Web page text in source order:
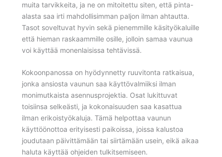
muita tarvikkeita, ja ne on mitoitettu siten, että pinta-
alasta saa irti mahdollisimman paljon ilman ahtautta.
Tasot soveltuvat hyvin sekä pienemmille käsityökaluille
että hieman raskaammille osille, jolloin samaa vaunua
voi käyttää monenlaisissa tehtävissä.
Kokoonpanossa on hyödynnetty ruuvitonta ratkaisua,
jonka ansiosta vaunun saa käyttövalmiiksi ilman
monimutkaista asennusprojektia. Osat lukittuvat
toisiinsa selkeästi, ja kokonaisuuden saa kasattua
ilman erikoistyökaluja. Tämä helpottaa vaunun
käyttöönottoa erityisesti paikoissa, joissa kalustoa
joudutaan päivittämään tai siirtämään usein, eikä aikaa
haluta käyttää ohjeiden tulkitsemiseen.